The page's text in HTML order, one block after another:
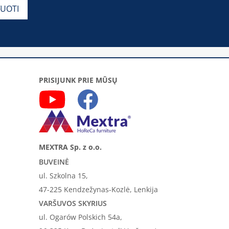
PRISIJUNK PRIE MŪSŲ
MEXTRA Sp. z o.o.
BUVEINĖ
ul. Szkolna 15,
47-225 Kendzežynas-Kozlė, Lenkija
VARŠUVOS SKYRIUS
ul. Ogarów Polskich 54a,